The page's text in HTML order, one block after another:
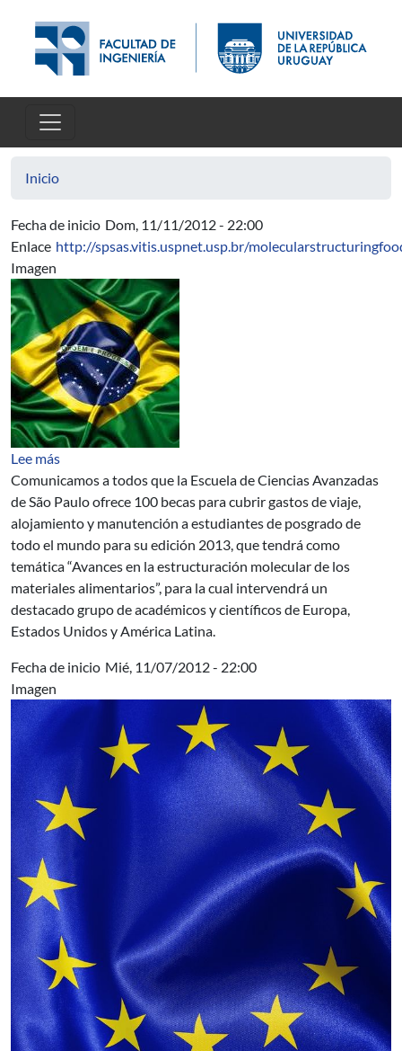
Inicio
Fecha de inicio Dom, 11/11/2012 - 22:00
Enlace http://spsas.vitis.uspnet.usp.br/
Imagen
Lee mássobre Becas de la Escuela de Ciencias Avanzadas de
Comunicamos a todos que la Escuela de Ciencias Avanzadas
de São Paulo ofrece 100 becas para cubrir gastos de viaje,
alojamiento y manutención a estudiantes de posgrado de
todo el mundo para su edición 2013, que tendrá como
temática “Avances en la estructuración molecular de los
materiales alimentarios”, para la cual intervendrá un
destacado grupo de académicos y científicos de Europa,
Estados Unidos y América Latina.
Fecha de inicio Mié, 11/07/2012 - 22:00
Imagen